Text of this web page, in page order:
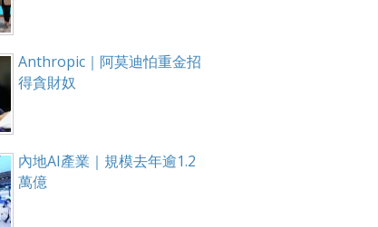
Anthropic｜阿莫迪怕重金招
得貪財奴
內地AI產業｜規模去年逾1.2
萬億